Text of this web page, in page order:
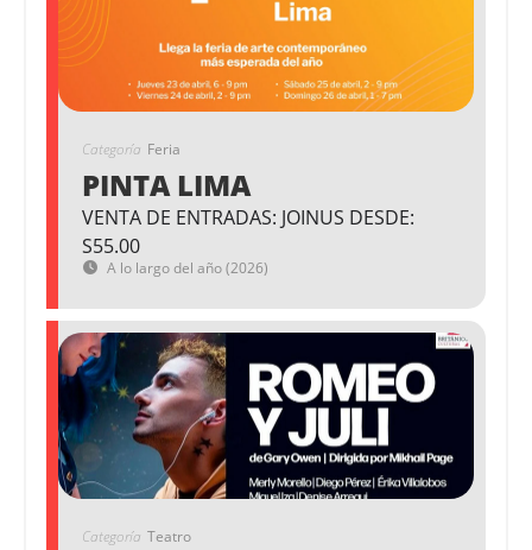
Categoría Feria
PINTA LIMA
VENTA DE ENTRADAS: JOINUS DESDE:
S55.00
A lo largo del año (2026)
Categoría Teatro